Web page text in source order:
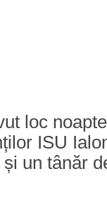
loc
ISU
un tânăr